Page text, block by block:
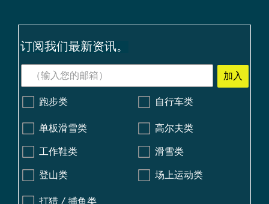
订阅我们最新资讯。
加入
跑步类 自行车类
单板滑雪类 高尔夫类
工作鞋类 滑雪类
登山类 场上运动类
打猎 / 捕鱼类